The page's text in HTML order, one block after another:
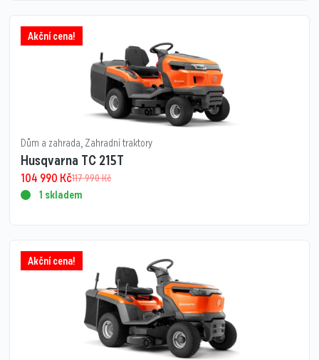
Akční cena!
Dům a zahrada, Zahradní traktory
Husqvarna TC 215T
117 990Kč
104 990 Kč
1 skladem
Akční cena!